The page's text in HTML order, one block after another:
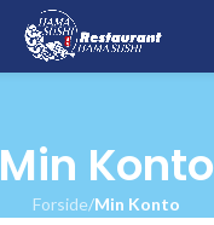
Min Konto
Forside/Min Konto